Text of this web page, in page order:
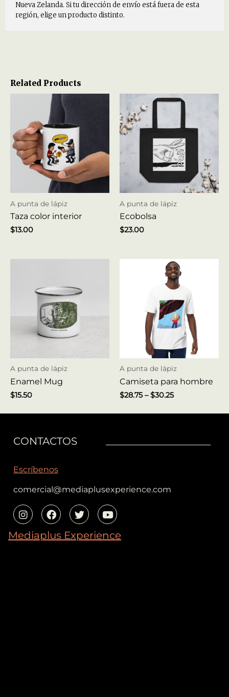
Nueva Zelanda. Si tu dirección de envío está fuera de esta
región, elige un producto distinto.
Related Products
A punta de lápiz
Taza color interior
$13.00
A punta de lápiz
Ecobolsa
$23.00
A punta de lápiz
Enamel Mug
$15.50
A punta de lápiz
Camiseta para hombre
$28.75–$30.25
CONTACTOS
Escríbenos
comercial@mediaplusexperience.com
Mediaplus Experience